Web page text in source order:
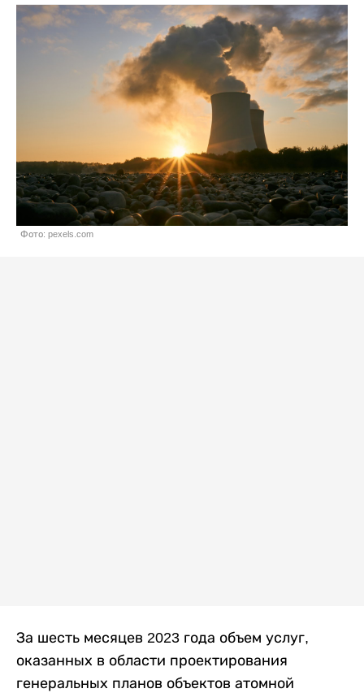
Фото: pexels.com
За шесть месяцев 2023 года объем услуг,
оказанных в области проектирования
генеральных планов объектов атомной